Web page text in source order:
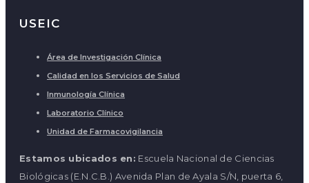
USEIC
Área de Investigación Clínica
Calidad en los Servicios de Salud
Inmunología Clínica
Laboratorio Clínico
Unidad de Farmacovigilancia
Estamos ubicados en: Escuela Nacional de Ciencias
Biológicas (E.N.C.B.) Avenida Plan de Ayala S/N, puerta 6,